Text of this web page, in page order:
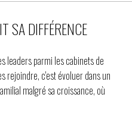
SA DIFFÉRENCE
leaders parmi les cabinets de
rejoindre, c'est évoluer dans un
malgré sa croissance, où